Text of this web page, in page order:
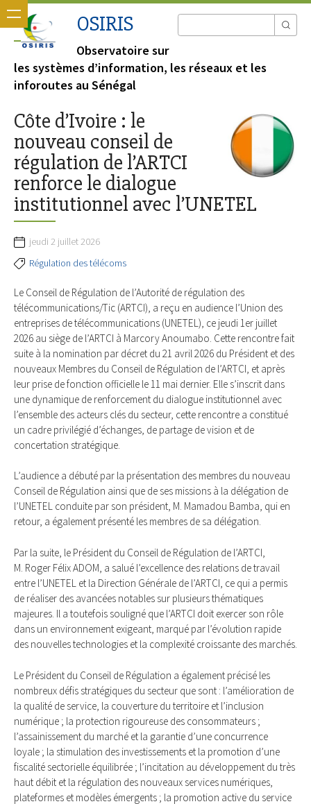
OSIRIS
Observatoire sur
les systèmes d’information, les réseaux et les
inforoutes au Sénégal
Côte d’Ivoire : le
nouveau conseil de
régulation de l’ARTCI
renforce le dialogue
institutionnel avec l’UNETEL
jeudi 2 juillet 2026
Régulation des télécoms
Le Conseil de Régulation de l’Autorité de régulation des
télécommunications/Tic (ARTCI), a reçu en audience l’Union des
entreprises de télécommunications (UNETEL), ce jeudi 1er juillet
2026 au siège de l’ARTCI à Marcory Anoumabo. Cette rencontre fait
suite à la nomination par décret du 21 avril 2026 du Président et des
nouveaux Membres du Conseil de Régulation de l’ARTCI, et après
leur prise de fonction officielle le 11 mai dernier. Elle s’inscrit dans
une dynamique de renforcement du dialogue institutionnel avec
l’ensemble des acteurs clés du secteur, cette rencontre a constitué
un cadre privilégié d’échanges, de partage de vision et de
concertation stratégique.
L’audience a débuté par la présentation des membres du nouveau
Conseil de Régulation ainsi que de ses missions à la délégation de
l’UNETEL conduite par son président, M. Mamadou Bamba, qui en
retour, a également présenté les membres de sa délégation.
Par la suite, le Président du Conseil de Régulation de l’ARTCI,
M. Roger Félix ADOM, a salué l’excellence des relations de travail
entre l’UNETEL et la Direction Générale de l’ARTCI, ce qui a permis
de réaliser des avancées notables sur plusieurs thématiques
majeures. Il a toutefois souligné que l’ARTCI doit exercer son rôle
dans un environnement exigeant, marqué par l’évolution rapide
des nouvelles technologies et la complexité croissante des marchés.
Le Président du Conseil de Régulation a également précisé les
nombreux défis stratégiques du secteur que sont : l’amélioration de
la qualité de service, la couverture du territoire et l’inclusion
numérique ; la protection rigoureuse des consommateurs ;
l’assainissement du marché et la garantie d’une concurrence
loyale ; la stimulation des investissements et la promotion d’une
fiscalité sectorielle équilibrée ; l’incitation au développement du très
haut débit et la régulation des nouveaux services numériques,
plateformes et modèles émergents ; la promotion active du service